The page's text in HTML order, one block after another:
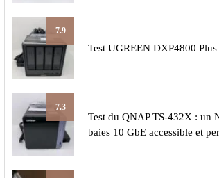
7.9
Test UGREEN DXP4800 Plus
7.3
Test du QNAP TS-432X : un
baies 10 GbE accessible et